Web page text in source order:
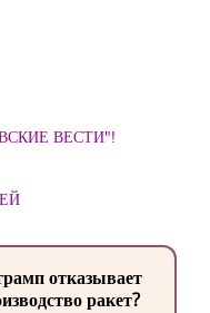
ВЕСТИ"!
отказывает
ракет?